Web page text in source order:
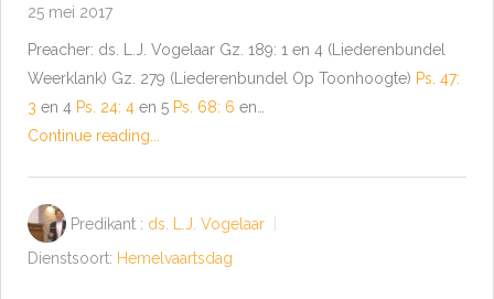
25 mei 2017
Preacher: ds. L.J. Vogelaar Gz. 189: 1 en 4 (Liederenbundel
Weerklank) Gz. 279 (Liederenbundel Op Toonhoogte) Ps. 47:
3 en 4 Ps. 24: 4 en 5 Ps. 68: 6 en…
Continue reading...
Predikant : ds. L.J. Vogelaar
Dienstsoort: Hemelvaartsdag